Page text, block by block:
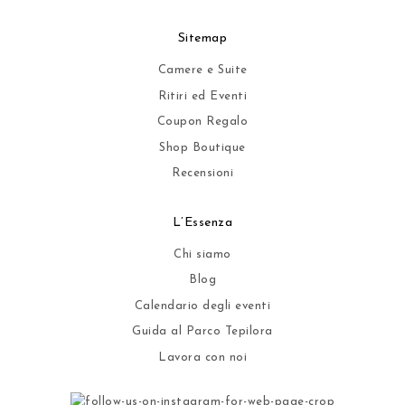
Sitemap
Camere e Suite
Ritiri ed Eventi
Coupon Regalo
Shop Boutique
Recensioni
L’Essenza
Chi siamo
Blog
Calendario degli eventi
Guida al Parco Tepilora
Lavora con noi